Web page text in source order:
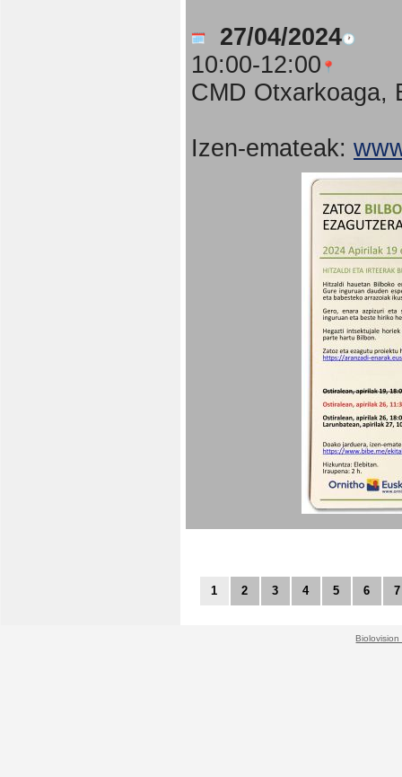
27/04/2024
10:00-12:00
CMD Otxarkoaga,
Izen-emateak:
1 2 3 4 5 6 7
Biolovision